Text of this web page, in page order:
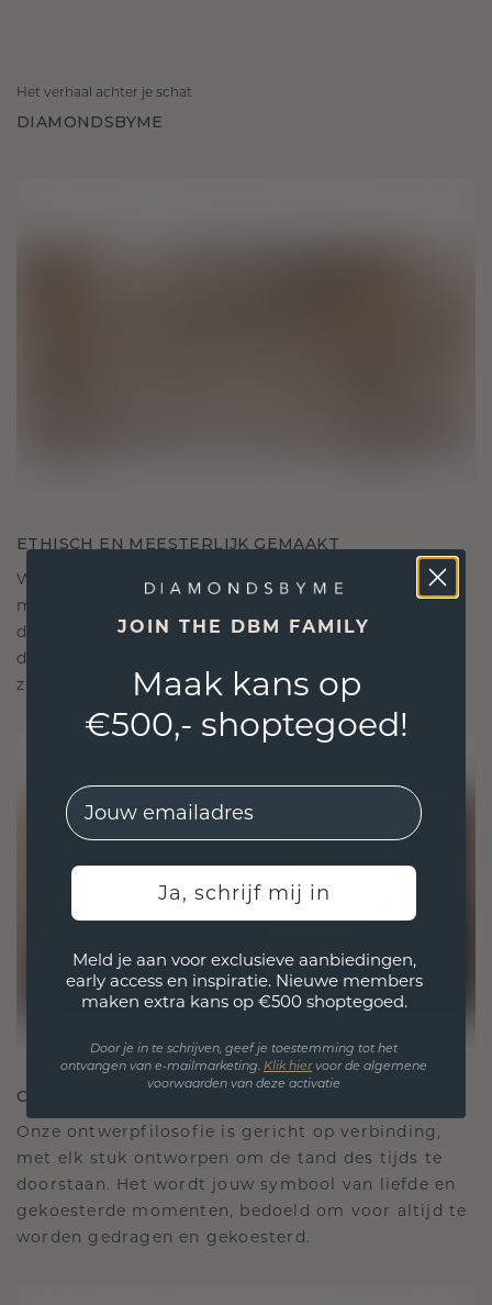
Het verhaal achter je schat
DIAMONDSBYME
ETHISCH EN MEESTERLIJK GEMAAKT
We gebruiken alleen de beste, milieuvriendelijke
materialen en lab-grown diamanten. Onze
deskundige goudsmeden combineren
duurzaamheid met ongeëvenaard vakmanschap,
zodat je sieraden zowel ethisch als prachtig zijn.
ONTWORPEN VOOR VERBINDING
Onze ontwerpfilosofie is gericht op verbinding,
met elk stuk ontworpen om de tand des tijds te
doorstaan. Het wordt jouw symbool van liefde en
gekoesterde momenten, bedoeld om voor altijd te
worden gedragen en gekoesterd.
JOIN THE DBM FAMILY
Maak kans op
€500,- shoptegoed!
EMail
Ja, schrijf mij in
Meld je aan voor exclusieve aanbiedingen,
early access en inspiratie. Nieuwe members
maken extra kans op €500 shoptegoed.
Door je in te schrijven, geef je toestemming tot het
ontvangen van e-mailmarketing. Klik hiervoor de algemene
voorwaarden van deze activatie